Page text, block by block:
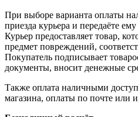
При выборе варианта оплаты
приезда курьера и передаёте
Курьер предоставляет товар,
предмет повреждений,
Покупатель подписывает
документы, вносит денежные
Также оплата наличными
магазина, оплаты по почте или